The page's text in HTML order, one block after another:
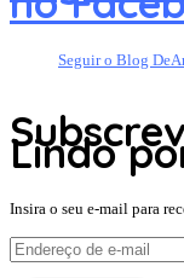
Seguir o Blog
Lindo
Insira o seu e-mail para
Endereço
de